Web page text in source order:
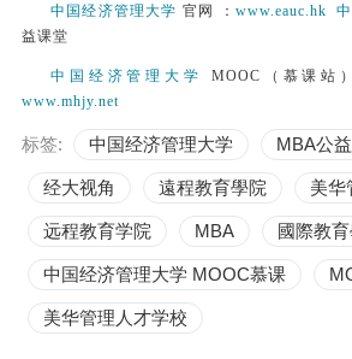
中国经济管理大学 官网 ： www.eauc.hk
益课堂
中国经济管理大学 MOOC（慕课站）
www.mhjy.net
标签: 中国经济管理大学 MBA公
经大视角 遠程教育學院 美华
远程教育学院 MBA 國際教
中国经济管理大学 MOOC慕课
美华管理人才学校